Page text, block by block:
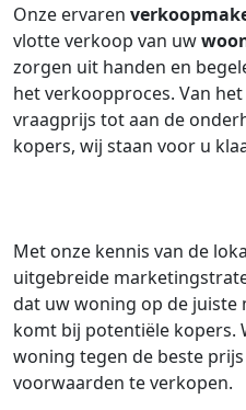
Onze ervaren
vlotte verkoop van uw
zorgen uit handen en
het verkoopproces. Van
vraagprijs tot aan de
kopers, wij staan voor u
Met onze kennis van de
uitgebreide
dat uw woning op de juiste
komt bij potentiële kopers.
woning tegen de beste
voorwaarden te verkopen.